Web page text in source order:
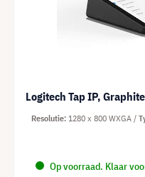
Logitech Tap IP,
Op voorraad. Klaar
Resolutie 1280 x 800 WXGA